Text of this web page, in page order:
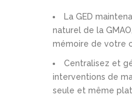
La GED
naturel de la
mémoire de votre
Centralisez et
interventions de
seule et même